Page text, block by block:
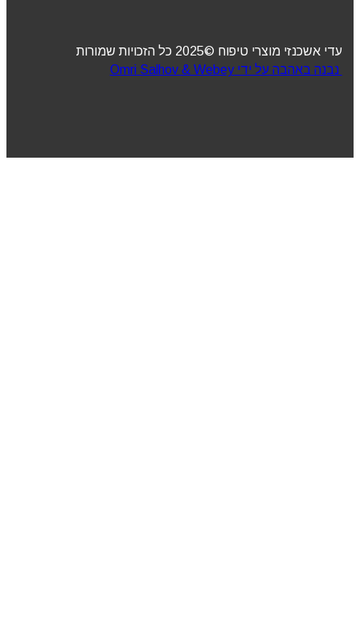
עדי אשכנזי מוצרי טיפוח ©2025 כל הזכויות שמורות
נבנה באהבה על ידי Omri Salhov & Webey